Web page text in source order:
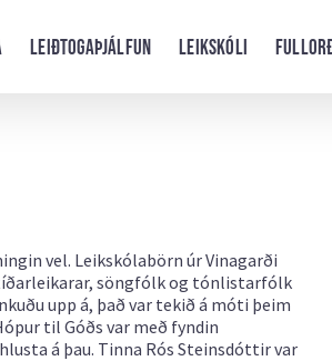
Leiðtogaþjálfun Leikskóli
vel. Leikskólabörn úr Vinagarði
söngfólk og tónlistarfólk
upp á, það var tekið á móti þeim
til Góðs var með fyndin
á þau. Tinna Rós Steinsdóttir var